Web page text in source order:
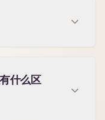
什么区